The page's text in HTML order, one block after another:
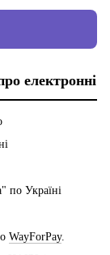
електронні
по Україні
WayForPay.